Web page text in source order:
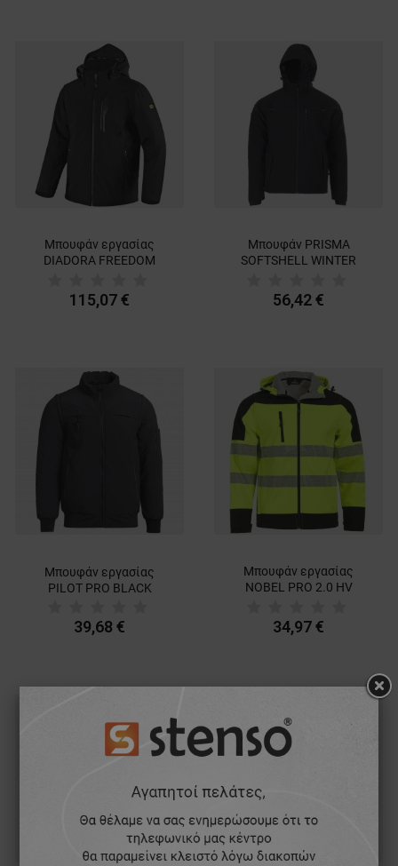
Μπουφάν εργασίας
DIADORA FREEDOM
115,07 €
Μπουφάν PRISMA
SOFTSHELL WINTER
56,42 €
Μπουφάν εργασίας
PILOT PRO BLACK
39,68 €
Μπουφάν εργασίας
NOBEL PRO 2.0 HV
34,97 €